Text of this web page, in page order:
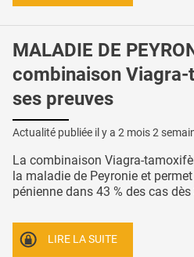
MALADIE DE
combinaison
ses preuves
Actualité publiée il y a 2 mois 2
La combinaison Viagra-
la maladie de Peyronie et
pénienne dans 43 % des cas
LIRE LA SUITE